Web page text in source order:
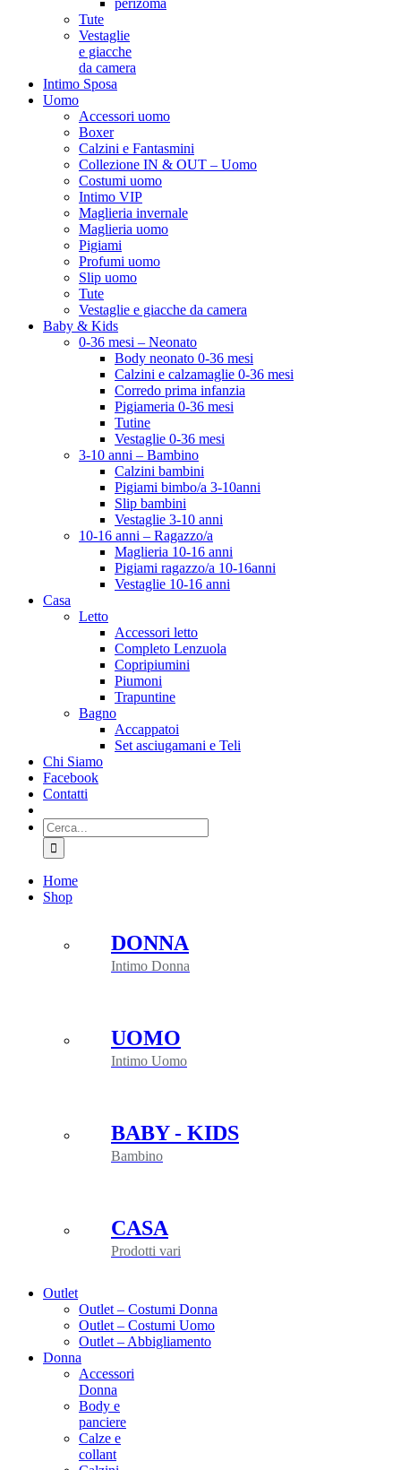
perizoma
Tute
Vestaglie
e giacche
da camera
Intimo Sposa
Uomo
Accessori uomo
Boxer
Calzini e Fantasmini
Collezione IN & OUT – Uomo
Costumi uomo
Intimo VIP
Maglieria invernale
Maglieria uomo
Pigiami
Profumi uomo
Slip uomo
Tute
Vestaglie e giacche da camera
Baby & Kids
0-36 mesi – Neonato
Body neonato 0-36 mesi
Calzini e calzamaglie 0-36 mesi
Corredo prima infanzia
Pigiameria 0-36 mesi
Tutine
Vestaglie 0-36 mesi
3-10 anni – Bambino
Calzini bambini
Pigiami bimbo/a 3-10anni
Slip bambini
Vestaglie 3-10 anni
10-16 anni – Ragazzo/a
Maglieria 10-16 anni
Pigiami ragazzo/a 10-16anni
Vestaglie 10-16 anni
Casa
Letto
Accessori letto
Completo Lenzuola
Copripiumini
Piumoni
Trapuntine
Bagno
Accappatoi
Set asciugamani e Teli
Chi Siamo
Facebook
Contatti
Cerca
per:
Home
Shop
DONNA
Intimo Donna
UOMO
Intimo Uomo
BABY - KIDS
Bambino
CASA
Prodotti vari
Outlet
Outlet – Costumi Donna
Outlet – Costumi Uomo
Outlet – Abbigliamento
Donna
Accessori
Donna
Body e
panciere
Calze e
collant